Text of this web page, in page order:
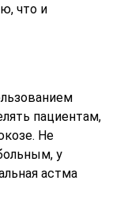
что и
пациентам,
Не
у
астма